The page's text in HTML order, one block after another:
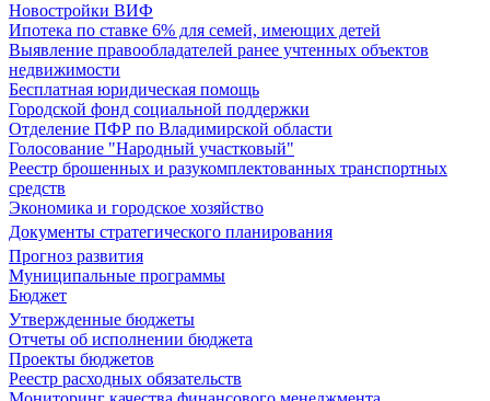
Новостройки ВИФ
Ипотека по ставке 6% для семей, имеющих детей
Выявление правообладателей ранее учтенных объектов
недвижимости
Бесплатная юридическая помощь
Городской фонд социальной поддержки
Отделение ПФР по Владимирской области
Голосование "Народный участковый"
Реестр брошенных и разукомплектованных транспортных
средств
Экономика и городское хозяйство
Документы стратегического планирования
Прогноз развития
Муниципальные программы
Бюджет
Утвержденные бюджеты
Отчеты об исполнении бюджета
Проекты бюджетов
Реестр расходных обязательств